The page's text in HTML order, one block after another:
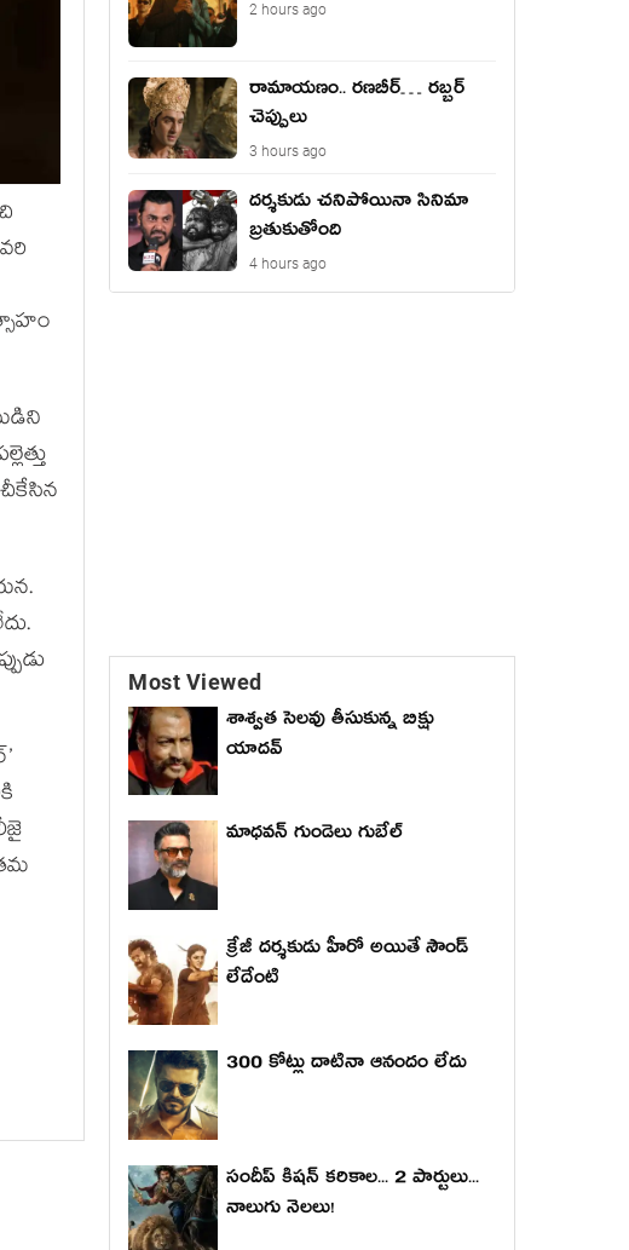
2 hours ago
రామాయ‌ణం.. ర‌ణ‌బీర్… ర‌బ్బ‌ర్
చెప్పులు
3 hours ago
దర్శకుడు చనిపోయినా సినిమా
బ్రతుకుతోంది
4 hours ago
Most Viewed
శాశ్వత సెలవు తీసుకున్న బిక్షు
యాదవ్
మాధ‌వ‌న్ గుండెలు గుబేల్‌
క్రేజీ దర్శకుడు హీరో అయితే సౌండ్
లేదేంటి
300 కోట్లు దాటినా ఆనందం లేదు
సందీప్ కిషన్ కరికాల... 2 పార్టులు...
నాలుగు నెలలు!